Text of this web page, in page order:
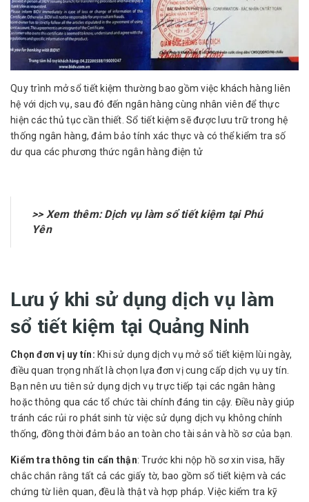
Quy trình mở sổ tiết kiệm thường bao gồm việc khách hàng liên
hệ với dịch vụ, sau đó đến ngân hàng cùng nhân viên để thực
hiện các thủ tục cần thiết. Sổ tiết kiệm sẽ được lưu trữ trong hệ
thống ngân hàng, đảm bảo tính xác thực và có thể kiểm tra số
dư qua các phương thức ngân hàng điện tử
>> Xem thêm:Dịch vụ làm sổ tiết kiệm tại Phú
Yên
Lưu ý khi sử dụng dịch vụ làm
sổ tiết kiệm tại Quảng Ninh
Chọn đơn vị uy tín: Khi sử dụng dịch vụ mở sổ tiết kiệm lùi ngày,
điều quan trọng nhất là chọn lựa đơn vị cung cấp dịch vụ uy tín.
Bạn nên ưu tiên sử dụng dịch vụ trực tiếp tại các ngân hàng
hoặc thông qua các tổ chức tài chính đáng tin cậy. Điều này giúp
tránh các rủi ro phát sinh từ việc sử dụng dịch vụ không chính
thống, đồng thời đảm bảo an toàn cho tài sản và hồ sơ của bạn.
Kiểm tra thông tin cẩn thận: Trước khi nộp hồ sơ xin visa, hãy
chắc chắn rằng tất cả các giấy tờ, bao gồm sổ tiết kiệm và các
chứng từ liên quan, đều là thật và hợp pháp. Việc kiểm tra kỹ